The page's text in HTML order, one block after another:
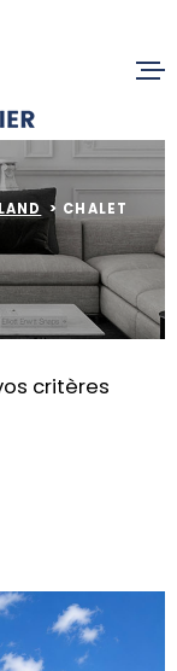
ACCUEIL
ALERTE
CHALET
critères